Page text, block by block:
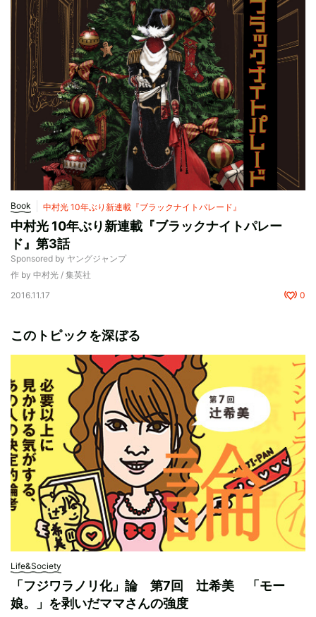
Book 中村光 10年ぶり新連載『ブラックナイトパレード』
中村光 10年ぶり新連載『ブラックナイトパレー
ド』第3話
Sponsored by ヤングジャンプ
作 by 中村光 / 集英社
2016.11.17
0
このトピックを深ぼる
Life&Society
「フジワラノリ化」論 第7回 辻希美 「モー
娘。」を剥いだママさんの強度